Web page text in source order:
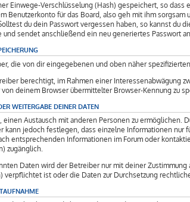
Einwege-Verschlüsselung (Hash) gespeichert, so
Benutzerkonto für das Board, also geh mit ihm
du dein Passwort vergessen haben, so kannst du
sendet anschließend ein neu generiertes Passwort
die von dir eingegebenen und oben näher
berechtigt, im Rahmen einer Interessenabwägung
deinem Browser übermittelter Browser-Kennung zu
WEITERGABE DEINER DATEN
einen Austausch mit anderen Personen zu
kann jedoch festlegen, dass einzelne Informationen nur
entsprechenden Informationen im Forum oder
zugänglich.
Daten wird der Betreiber nur mit deiner
verpflichtet ist oder die Daten zur Durchsetzung